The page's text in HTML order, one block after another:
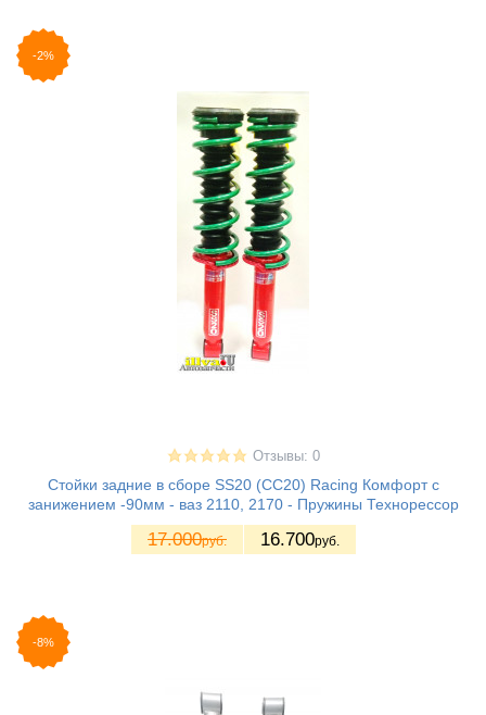
-2%
Отзывы: 0
Стойки задние в сборе SS20 (СС20) Racing Комфорт с
занижением -90мм - ваз 2110, 2170 - Пружины Технорессор
17.000руб. 16.700руб.
-8%